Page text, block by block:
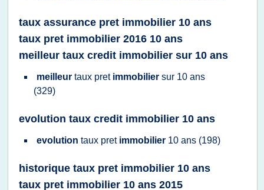
taux assurance pret immobilier 10 ans
taux pret immobilier 2016 10 ans
meilleur taux credit immobilier sur 10 ans
meilleur taux pret immobilier sur 10 ans
(329)
evolution taux credit immobilier 10 ans
evolution taux pret immobilier 10 ans (198)
historique taux pret immobilier 10 ans
taux pret immobilier 10 ans 2015